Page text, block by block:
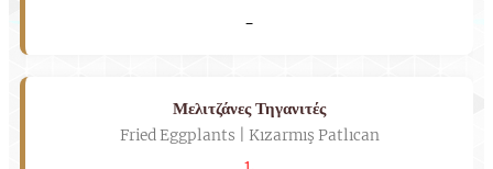
-
Μελιτζάνες Τηγανιτές
Fried Eggplants | Kızarmış Patlıcan